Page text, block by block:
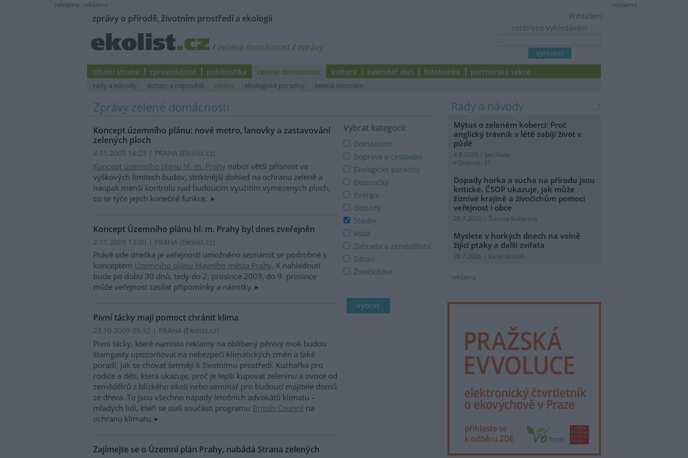
reklama
reklama reklama
zprávy o přírodě, životním prostředí a ekologii
/ zelená domácnost/ zprávy
rozšířené vyhledávání
Přihlášení
titulní strana zpravodajství publicistika zelená domácnost kultura kalendář akcí fotobanka partnerská sekce
rady a návody dotazy a odpovědi zprávy ekologické poradny zelená úsporám
Zprávy zelené domácnosti
Vybrat kategorii:
Domácnost
Doprava a cestování
Ekologické poradny
Ekoznačky
Energie
Odpady
Stavby
Voda
Zahrada a zemědělství
Zdraví
Živočichové
Koncept územního plánu: nové metro, lanovky a zastavování
zelených ploch
4.11.2009 14:23 | PRAHA (Ekolist.cz)
Koncept územního plánu hl. m. Prahy nabízí větší přísnost ve
výškových limitech budov, striktnější dohled na ochranu zeleně a
naopak menší kontrolu nad budoucím využitím vymezených ploch,
co se týče jejich konečné funkce.
Koncept Územního plánu hl. m. Prahy byl dnes zveřejněn
2.11.2009 13:00 | PRAHA (Ekolist.cz)
Právě ode dneška je veřejnosti umožněno seznámit se podrobně s
konceptem Územního plánu hlavního města Prahy. K nahlédnutí
bude po dobu 30 dnů, tedy do 2. prosince 2009, do 9. prosince
může veřejnost zasílat připomínky a námitky.
Pivní tácky mají pomoct chránit klima
23.10.2009 09:32 | PRAHA (Ekolist.cz)
Pivní tácky, které namísto reklamy na oblíbený pěnivý mok budou
štamgasty upozorňovat na nebezpečí klimatických změn a také
poradí, jak se chovat šetrněji k životnímu prostředí. Kuchařka pro
rodiče a děti, která ukazuje, proč je lepší kupovat zeleninu a ovoce od
zemědělců z blízkého okolí nebo seminář pro budoucí majitele domů
ze dřeva. To jsou všechno nápady letošních advokátů klimatu –
mladých lidí, kteří se stali součásti programu British Council na
ochranu klimatu.
Zajímejte se o Územní plán Prahy, nabádá Strana zelených
rady a návody
Mýtus o zeleném koberci: Proč
anglický trávník v létě zabíjí život v
půdě
4.8.2026 | Jan Skala
Diskuse: 31
Dopady horka a sucha na přírodu jsou
kritické. ČSOP ukazuje, jak může
žíznivé krajině a živočichům pomoci
veřejnost i obce
29.7.2026 | Zuzana Kučerová
Myslete v horkých dnech na volně
žijící ptáky a další zvířata
28.7.2026 | Karel Makoň
reklama